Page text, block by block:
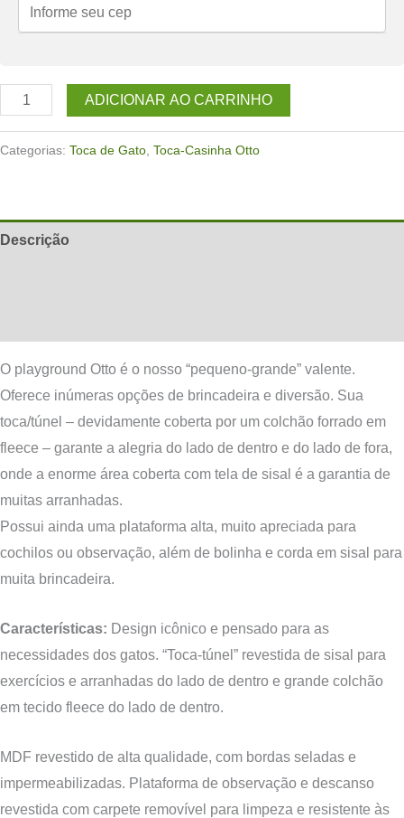
Toca-
de
Preta
ADICIONAR AO CARRINHO
Categorias: Toca de Gato, Toca-Casinha Otto
Descrição
O playground Otto é o nosso “pequeno-grande” valente.
Oferece inúmeras opções de brincadeira e diversão. Sua
toca/túnel – devidamente coberta por um colchão forrado em
fleece – garante a alegria do lado de dentro e do lado de fora,
onde a enorme área coberta com tela de sisal é a garantia de
muitas arranhadas.
Possui ainda uma plataforma alta, muito apreciada para
cochilos ou observação, além de bolinha e corda em sisal para
muita brincadeira.
Características: Design icônico e pensado para as
necessidades dos gatos. “Toca-túnel” revestida de sisal para
exercícios e arranhadas do lado de dentro e grande colchão
em tecido fleece do lado de dentro.
MDF revestido de alta qualidade, com bordas seladas e
impermeabilizadas. Plataforma de observação e descanso
revestida com carpete removível para limpeza e resistente às